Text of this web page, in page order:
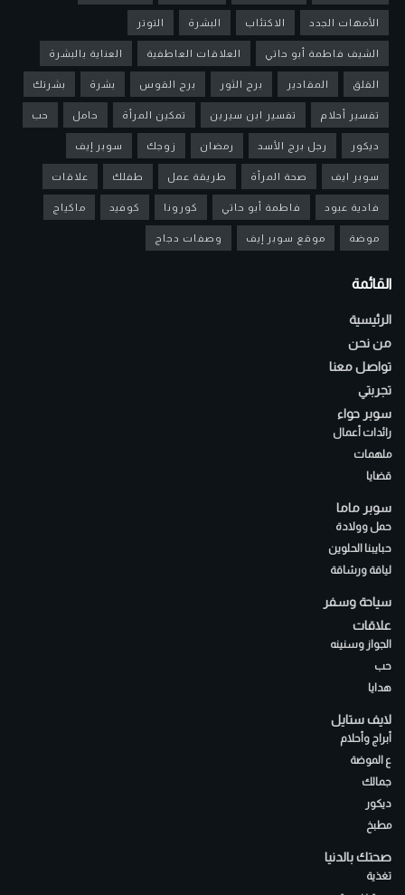
الأمهات الجدد الاكتئاب البشرة التوتر
الشيف فاطمة أبو حاتي العلاقات العاطفية العناية بالبشرة
القلق المقادير برج الثور برج القوس بشرة بشرتك
تفسير أحلام تفسير ابن سيرين تمكين المرأة حامل حب
ديكور رجل برج الأسد رمضان زوجك سوبر إيف
سوبر ايف صحة المرأة طريقة عمل طفلك علاقات
فادية عبود فاطمة أبو حاتي كورونا كوفيد ماكياج
موضة موقع سوبر إيف وصفات دجاج
القائمة
الرئيسية
من نحن
تواصل معنا
تجربتي
سوبر حواء
رائدات أعمال
ملهمات
قضايا
سوبر ماما
حمل وولادة
حبايبنا الحلوين
لياقة ورشاقة
سياحة وسفر
علاقات
الجواز وسنينه
حب
هدايا
لايف ستايل
أبراج وأحلام
ع الموضة
جمالك
ديكور
مطبخ
صحتك بالدنيا
تغذية